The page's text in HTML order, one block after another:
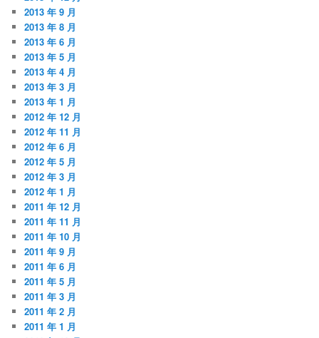
2013 年 9 月
2013 年 8 月
2013 年 6 月
2013 年 5 月
2013 年 4 月
2013 年 3 月
2013 年 1 月
2012 年 12 月
2012 年 11 月
2012 年 6 月
2012 年 5 月
2012 年 3 月
2012 年 1 月
2011 年 12 月
2011 年 11 月
2011 年 10 月
2011 年 9 月
2011 年 6 月
2011 年 5 月
2011 年 3 月
2011 年 2 月
2011 年 1 月